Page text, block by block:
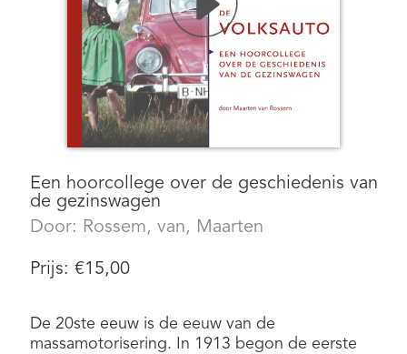
Een hoorcollege over de geschiedenis van
de gezinswagen
Door: Rossem, van, Maarten
Prijs: €15,00
De 20ste eeuw is de eeuw van de
massamotorisering. In 1913 begon de eerste